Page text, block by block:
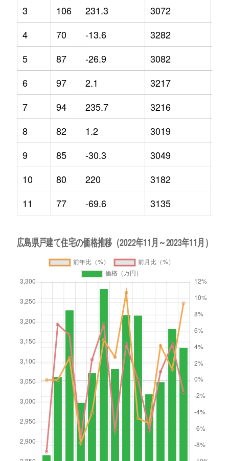
3
106 231.3 3072
4
70 -13.6 3282
5
87 -26.9 3082
6
97 2.1 3217
7
94 235.7 3216
8
82 1.2 3019
9
85 -30.3 3049
10
80 220 3182
11
77 -69.6 3135